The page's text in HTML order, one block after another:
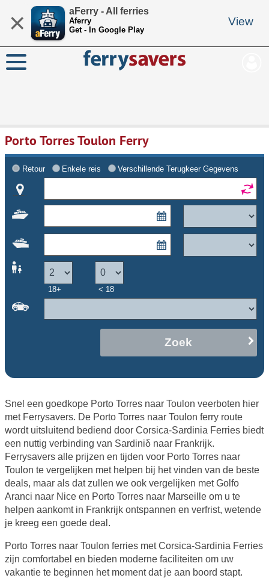
× aFerry - All ferries
Aferry
Get - In Google Play
View
Porto Torres Toulon Ferry
Retour Enkele reis Verschillende Terugkeer Gegevens
18+ < 18
Zoek
Snel een goedkope Porto Torres naar Toulon veerboten hier
met Ferrysavers. De Porto Torres naar Toulon ferry route
wordt uitsluitend bediend door Corsica-Sardinia Ferries biedt
een nuttig verbinding van Sardiniδ naar Frankrijk.
Ferrysavers alle prijzen en tijden voor Porto Torres naar
Toulon te vergelijken met helpen bij het vinden van de beste
deals, maar als dat zullen we ook vergelijken met Golfo
Aranci naar Nice en Porto Torres naar Marseille om u te
helpen aankomt in Frankrijk ontspannen en verfrist, wetende
je kreeg een goede deal.
Porto Torres naar Toulon ferries met Corsica-Sardinia Ferries
zijn comfortabel en bieden moderne faciliteiten om uw
vakantie te beginnen het moment dat je aan boord stapt.